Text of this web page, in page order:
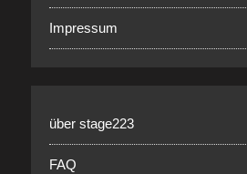
Impressum
über stage223
FAQ